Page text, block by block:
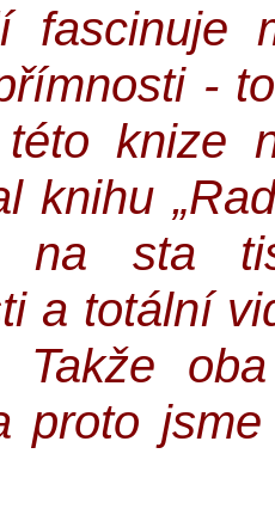
fascinuje
-
knize
knihu
na sta
a totální
Takže
proto